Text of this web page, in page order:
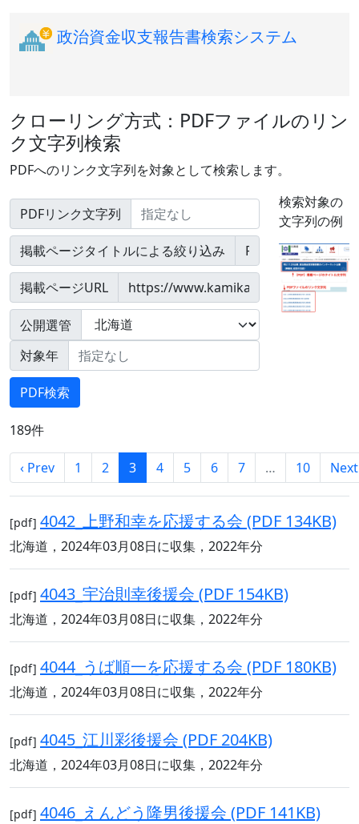
政治資金収支報告書検索システム
クローリング方式：PDFファイルのリン
ク文字列検索
PDFへのリンク文字列を対象として検索します。
PDFリンク文字列
掲載ページタイトルによる絞り込み
掲載ページURL
公開選管
対象年
検索対象の
文字列の例
189件
‹ Prev 1 2 3 4 5 6 7 … 10 Next
[pdf] 4042_上野和幸を応援する会 (PDF 134KB)
北海道，2024年03月08日に収集，2022年分
[pdf] 4043_宇治則幸後援会 (PDF 154KB)
北海道，2024年03月08日に収集，2022年分
[pdf] 4044_うば順一を応援する会 (PDF 180KB)
北海道，2024年03月08日に収集，2022年分
[pdf] 4045_江川彩後援会 (PDF 204KB)
北海道，2024年03月08日に収集，2022年分
[pdf] 4046_えんどう隆男後援会 (PDF 141KB)